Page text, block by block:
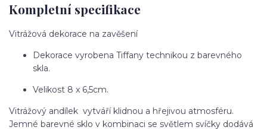
Kompletní specifikace
Vitrážová dekorace na zavěšení
Dekorace vyrobena Tiffany technikou z barevného
skla.
Velikost 8 x 6,5cm.
Vitrážový andílek vytváří klidnou a hřejivou atmosféru.
Jemné barevné sklo v kombinaci se světlem svíčky dodává